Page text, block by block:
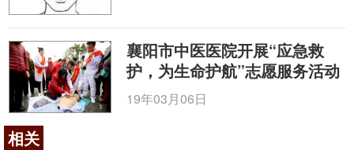
襄阳市中医医院开展“应急救
护，为生命护航”志愿服务活动
19年03月06日
相关